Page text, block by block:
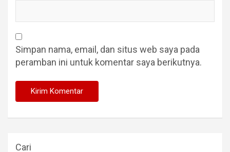
Simpan nama, email, dan situs web saya pada
peramban ini untuk komentar saya berikutnya.
Cari